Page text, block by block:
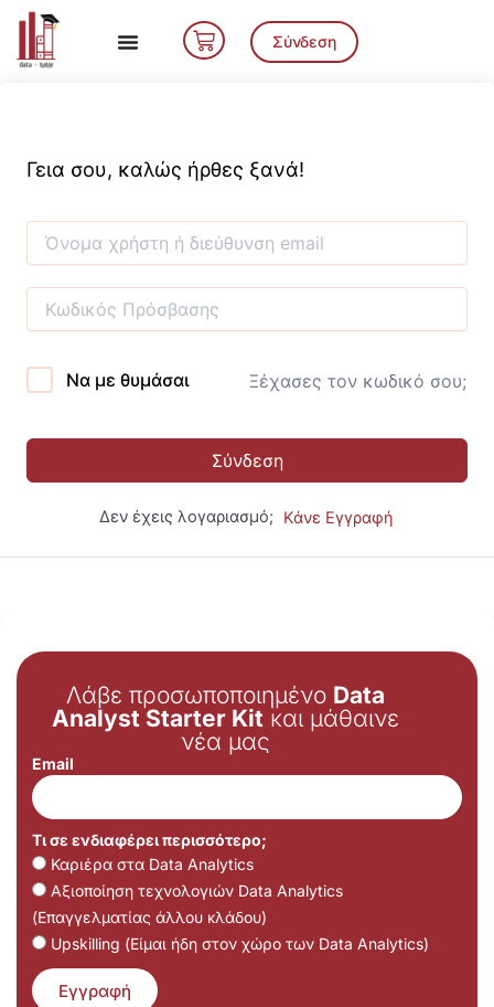
Μετάβαση
περιεχόμενο
Cart Σύνδεση
Γεια σου, καλώς ήρθες ξανά!
Να με θυμάσαι Ξέχασες τον κωδικό σου;
Σύνδεση
Δεν έχεις λογαριασμό; Κάνε Εγγραφή
Λάβε προσωποποιημένο Data
Analyst Starter Kit και μάθαινε
νέα μας
Email
Τι σε ενδιαφέρει περισσότερο;
Καριέρα στα Data Analytics
Αξιοποίηση τεχνολογιών Data Analytics
(Επαγγελματίας άλλου κλάδου)
Upskilling (Είμαι ήδη στον χώρο των Data Analytics)
Εγγραφή